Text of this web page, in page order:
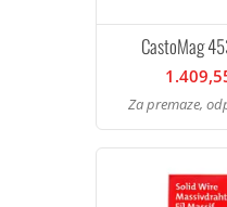
CastoMag
Za premaze,